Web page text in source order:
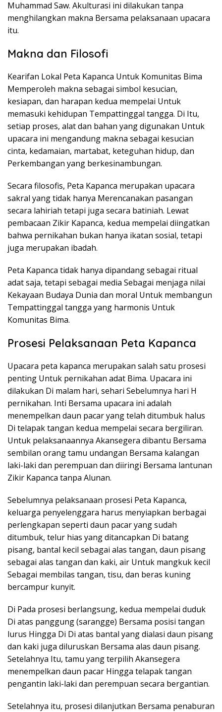
Muhammad Saw. Akulturasi ini dilakukan tanpa
menghilangkan makna Bersama pelaksanaan upacara
itu.
Makna dan Filosofi
Kearifan Lokal Peta Kapanca Untuk Komunitas Bima
Memperoleh makna sebagai simbol kesucian,
kesiapan, dan harapan kedua mempelai Untuk
memasuki kehidupan Tempattinggal tangga. Di Itu,
setiap proses, alat dan bahan yang digunakan Untuk
upacara ini mengandung makna sebagai kesucian
cinta, kedamaian, martabat, keteguhan hidup, dan
Perkembangan yang berkesinambungan.
Secara filosofis, Peta Kapanca merupakan upacara
sakral yang tidak hanya Merencanakan pasangan
secara lahiriah tetapi juga secara batiniah. Lewat
pembacaan Zikir Kapanca, kedua mempelai diingatkan
bahwa pernikahan bukan hanya ikatan sosial, tetapi
juga merupakan ibadah.
Peta Kapanca tidak hanya dipandang sebagai ritual
adat saja, tetapi sebagai media Sebagai menjaga nilai
Kekayaan Budaya Dunia dan moral Untuk membangun
Tempattinggal tangga yang harmonis Untuk
Komunitas Bima.
Prosesi Pelaksanaan Peta Kapanca
Upacara peta kapanca merupakan salah satu prosesi
penting Untuk pernikahan adat Bima. Upacara ini
dilakukan Di malam hari, sehari Sebelumnya hari H
pernikahan. Inti Bersama upacara ini adalah
menempelkan daun pacar yang telah ditumbuk halus
Di telapak tangan kedua mempelai secara bergiliran.
Untuk pelaksanaannya Akansegera dibantu Bersama
sembilan orang tamu undangan Bersama kalangan
laki-laki dan perempuan dan diiringi Bersama lantunan
Zikir Kapanca tanpa Alunan.
Sebelumnya pelaksanaan prosesi Peta Kapanca,
keluarga penyelenggara harus menyiapkan berbagai
perlengkapan seperti daun pacar yang sudah
ditumbuk, telur hias yang ditancapkan Di batang
pisang, bantal kecil sebagai alas tangan, daun pisang
sebagai alas tangan dan kaki, air Untuk mangkuk kecil
Sebagai membilas tangan, tisu, dan beras kuning
bercampur kunyit.
Di Pada prosesi berlangsung, kedua mempelai duduk
Di atas panggung (sarangge) Bersama posisi tangan
lurus Hingga Di Di atas bantal yang dialasi daun pisang
dan kaki juga diluruskan Bersama alas daun pisang.
Setelahnya Itu, tamu yang terpilih Akansegera
menempelkan daun pacar Hingga telapak tangan
pengantin laki-laki dan perempuan secara bergantian.
Setelahnya itu, prosesi dilanjutkan Bersama penaburan